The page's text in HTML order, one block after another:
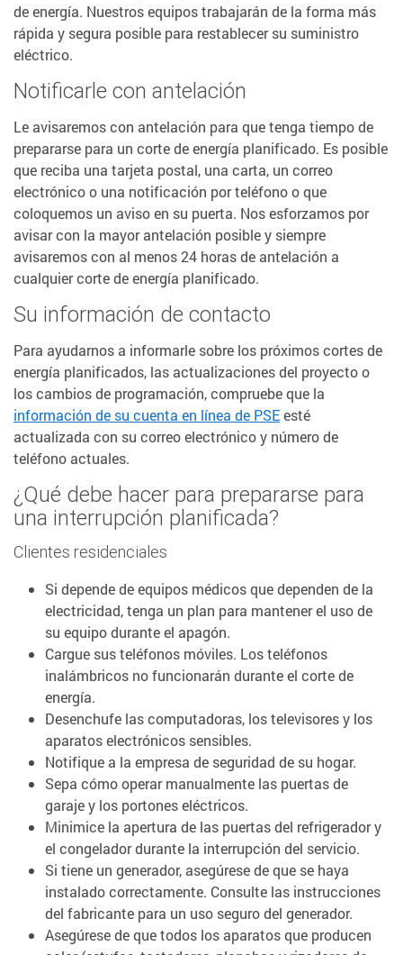
de energía. Nuestros equipos trabajarán de la forma más
rápida y segura posible para restablecer su suministro
eléctrico.
Notificarle con antelación
Le avisaremos con antelación para que tenga tiempo de
prepararse para un corte de energía planificado. Es posible
que reciba una tarjeta postal, una carta, un correo
electrónico o una notificación por teléfono o que
coloquemos un aviso en su puerta. Nos esforzamos por
avisar con la mayor antelación posible y siempre
avisaremos con al menos 24 horas de antelación a
cualquier corte de energía planificado.
Su información de contacto
Para ayudarnos a informarle sobre los próximos cortes de
energía planificados, las actualizaciones del proyecto o
los cambios de programación, compruebe que la
información de su cuenta en línea de PSEesté
actualizada con su correo electrónico y número de
teléfono actuales.
¿Qué debe hacer para prepararse para
una interrupción planificada?
Clientes residenciales
Si depende de equipos médicos que dependen de la
electricidad, tenga un plan para mantener el uso de
su equipo durante el apagón.
Cargue sus teléfonos móviles. Los teléfonos
inalámbricos no funcionarán durante el corte de
energía.
Desenchufe las computadoras, los televisores y los
aparatos electrónicos sensibles.
Notifique a la empresa de seguridad de su hogar.
Sepa cómo operar manualmente las puertas de
garaje y los portones eléctricos.
Minimice la apertura de las puertas del refrigerador y
el congelador durante la interrupción del servicio.
Si tiene un generador, asegúrese de que se haya
instalado correctamente. Consulte las instrucciones
del fabricante para un uso seguro del generador.
Asegúrese de que todos los aparatos que producen